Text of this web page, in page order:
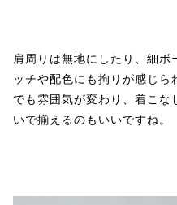
肩周りは無地にしたり、細
ッチや配色にも拘りが感じ
でも雰囲気が変わり、着こな
いで揃えるのもいいですね。